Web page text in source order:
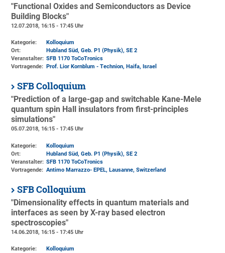
"Functional Oxides and Semiconductors as Device
Building Blocks"
12.07.2018, 16:15 - 17:45 Uhr
Kategorie:
Kolloquium
Ort:
Hubland Süd, Geb. P1 (Physik), SE 2
Veranstalter: SFB 1170 ToCoTronics
Vortragende:
Prof. Lior Kornblum - Technion, Haifa, Israel
SFB Colloquium
"Prediction of a large-gap and switchable Kane-Mele
quantum spin Hall insulators from first-principles
simulations"
05.07.2018, 16:15 - 17:45 Uhr
Kategorie:
Kolloquium
Ort:
Hubland Süd, Geb. P1 (Physik), SE 2
Veranstalter: SFB 1170 ToCoTronics
Vortragende: Antimo Marrazzo- EPEL, Lausanne, Switzerland
SFB Colloquium
"Dimensionality effects in quantum materials and
interfaces as seen by X-ray based electron
spectroscopies"
14.06.2018, 16:15 - 17:45 Uhr
Kategorie:
Kolloquium